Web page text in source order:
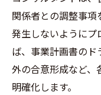
関係者との調整事
発生しないようにプ
ば、事業計画書の
外の合意形成など、
明確化します。